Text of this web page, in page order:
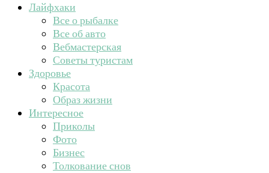
Лайфхаки
Все о рыбалке
Все об авто
Вебмастерская
Советы туристам
Здоровье
Красота
Образ жизни
Интересное
Приколы
Фото
Бизнес
Толкование снов